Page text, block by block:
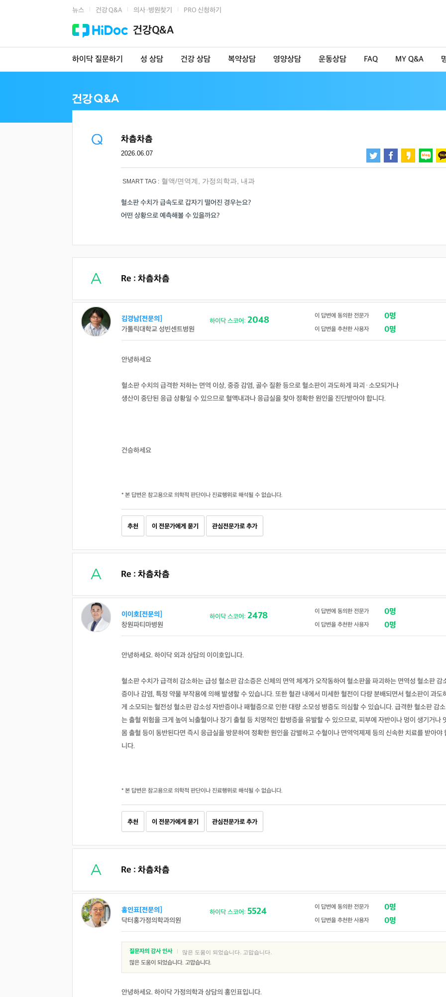
뉴스 건강 Q&A 의사·병원찾기 PRO 신청하기
건강Q&A
하이닥 질문하기 성 상담 건강 상담 복약상담 영양상담 운동상담 FAQ MY Q&A
차츰차츰
2026.06.07
SMART TAG : 혈액/면역계 가정의학과 내과
혈소판 수치가 급속도로 갑자기 떨어진 경우는요?
어떤 상황으로 예측해볼 수 있을까요?
Re : 차츰차츰
김경남[전문의]
가톨릭대학교 성빈센트병원
하이닥 스코어: 2048 이 답변에 동의한 전문가 0명
이 답변을 추천한 사용자 0명
안녕하세요
혈소판 수치의 급격한 저하는 면역 이상, 중증 감염, 골수 질환 등으로 혈소판이 과도하게 파괴·소모되거나
생산이 중단된 응급 상황일 수 있으므로 혈액내과나 응급실을 찾아 정확한 원인을 진단받아야 합니다.
건승하세요
* 본 답변은 참고용으로 의학적 판단이나 진료행위로 해석될 수 없습니다.
추천 이 전문가에게 묻기 관심전문가로 추가
Re : 차츰차츰
이이호[전문의]
창원파티마병원
하이닥 스코어: 2478 이 답변에 동의한 전문가 0명
이 답변을 추천한 사용자 0명
안녕하세요. 하이닥 외과 상담의 이이호입니다.
혈소판 수치가 급격히 감소하는 급성 혈소판 감소증은 신체의 면역 체계가 오작동하여 혈소판을 파괴하는 면역성 혈소판 감
증이나 감염, 특정 약물 부작용에 의해 발생할 수 있습니다. 또한 혈관 내에서 미세한 혈전이 다량 분배되면서 혈소판이 과도
게 소모되는 혈전성 혈소판 감소성 자반증이나 패혈증으로 인한 대량 소모성 병증도 의심할 수 있습니다. 급격한 혈소판 감소
는 출혈 위험을 크게 높여 뇌출혈이나 장기 출혈 등 치명적인 합병증을 유발할 수 있으므로, 피부에 자반이나 멍이 생기거나
몸 출혈 등이 동반된다면 즉시 응급실을 방문하여 정확한 원인을 감별하고 수혈이나 면역억제제 등의 신속한 치료를 받아야
니다.
* 본 답변은 참고용으로 의학적 판단이나 진료행위로 해석될 수 없습니다.
추천 이 전문가에게 묻기 관심전문가로 추가
Re : 차츰차츰
홍인표[전문의]
닥터홍가정의학과의원
하이닥 스코어: 5524 이 답변에 동의한 전문가 0명
이 답변을 추천한 사용자 0명
질문자의 감사 인사 많은 도움이 되었습니다. 고맙습니다.
많은 도움이 되었습니다. 고맙습니다.
안녕하세요. 하이닥 가정의학과 상담의 홍인표입니다.
가톨릭대학교 성빈센트병원
약사 답변왕 의사 답변왕
김경남 전문의
가톨릭대학교 성빈센트병원
약사 답변왕